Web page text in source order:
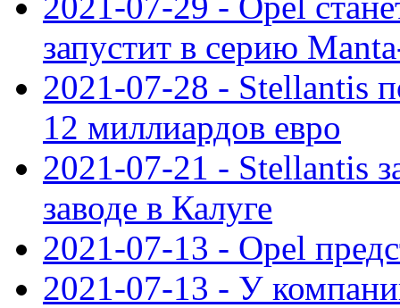
запустит в серию
2021-07-28 - Stellantis
12 миллиардов евро
2021-07-21 - Stellantis
заводе в Калуге
2021-07-13 - Opel
2021-07-13 - У